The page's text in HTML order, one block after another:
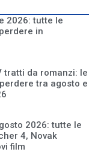
2026: tutte le
in
tratti da romanzi: le
tra agosto e
2026: tutte le
4, Novak
film